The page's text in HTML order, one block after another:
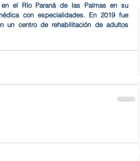
en el Río Paraná de las Palmas en su
con especialidades. En 2019 fue
un centro de rehabilitación de adultos